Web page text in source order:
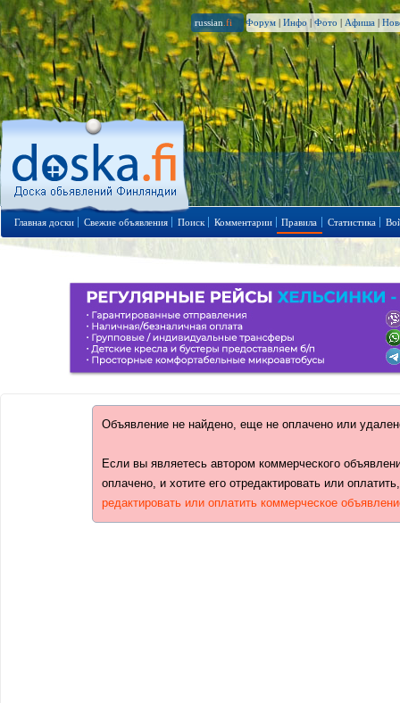
russian .fi Форум | Инфо | Фото | Афиша |
Главная доски Свежие объявления Поиск Комментарии Правила Статистика
Объявление не найдено, еще не оплачено или
Если вы являетесь автором коммерческого
оплачено, и хотите его отредактировать или
редактировать или оплатить коммерческое